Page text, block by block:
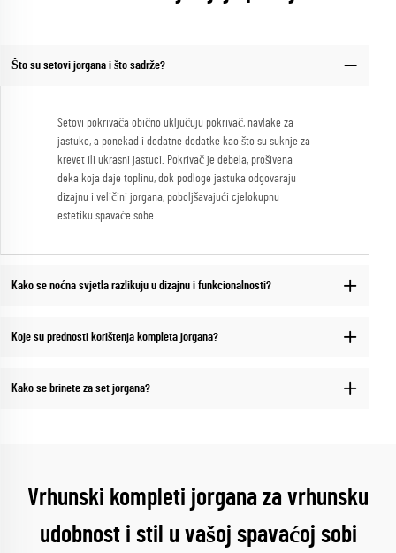
Što su setovi jorgana i što sadrže?
Setovi pokrivača obično uključuju pokrivač, navlake za
jastuke, a ponekad i dodatne dodatke kao što su suknje za
krevet ili ukrasni jastuci. Pokrivač je debela, prošivena
deka koja daje toplinu, dok podloge jastuka odgovaraju
dizajnu i veličini jorgana, poboljšavajući cjelokupnu
estetiku spavaće sobe.
Kako se noćna svjetla razlikuju u dizajnu i funkcionalnosti?
Koje su prednosti korištenja kompleta jorgana?
Kako se brinete za set jorgana?
Vrhunski kompleti jorgana za vrhunsku
udobnost i stil u vašoj spavaćoj sobi